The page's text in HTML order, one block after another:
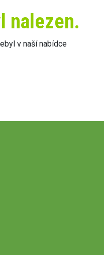
nalezen.
v naší nabídce